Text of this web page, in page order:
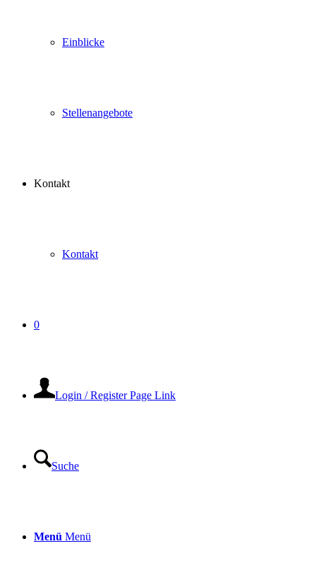
Einblicke
Stellenangebote
Kontakt
Kontakt
0
Login / Register Page Link
Suche
Menü Menü